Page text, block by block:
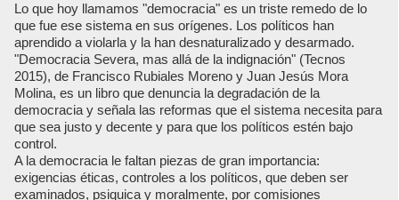
Lo que hoy llamamos "democracia" es un triste remedo de lo
que fue ese sistema en sus orígenes. Los políticos han
aprendido a violarla y la han desnaturalizado y desarmado.
"Democracia Severa, mas allá de la indignación" (Tecnos
2015), de Francisco Rubiales Moreno y Juan Jesús Mora
Molina, es un libro que denuncia la degradación de la
democracia y señala las reformas que el sistema necesita para
que sea justo y decente y para que los políticos estén bajo
control.
A la democracia le faltan piezas de gran importancia:
exigencias éticas, controles a los políticos, que deben ser
examinados, psiquica y moralmente, por comisiones